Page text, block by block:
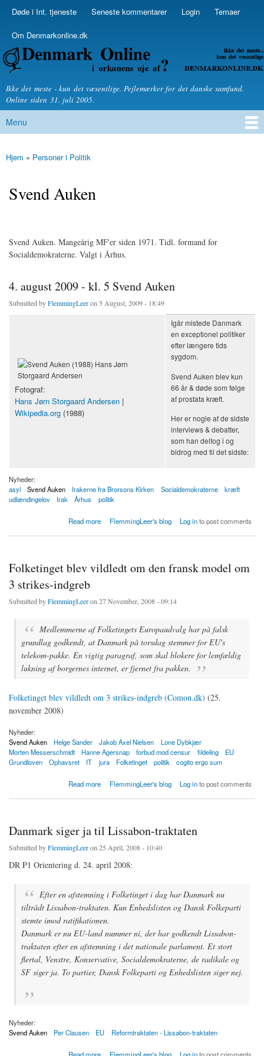
Skip to
Secondary menu
Døde i Int. tjeneste Seneste kommentarer Login Temaer
Om Denmarkonline.dk
Denmarkonline.dk - blognyheder om politik
Ikke det meste - kun det væsentlige. Pejlemærker for det danske samfund.
Online siden 31. juli 2005.
Main menu
Menu
You are here
Hjem » Personer i Politik
Svend Auken
Svend Auken. Mangeårig MF'er siden 1971. Tidl. formand for
Socialdemokraterne. Valgt i Århus.
4. august 2009 - kl. 5 Svend Auken
Submitted byFlemmingLeeron 5 August, 2009 - 18:49
Fotograf:
Hans Jørn Storgaard Andersen |
Wikipedia.org (1988)
Igår mistede Danmark
en exceptionel politiker
efter længere tids
sygdom.
Svend Auken blev kun
66 år & døde som følge
af prostata kræft.
Her er nogle af de sidste
interviews & debatter,
som han deltog i og
bidrog med til det sidste:
Nyheder:
asyl
Svend Auken Irakerne fra Brorsons Kirken Socialdemokraterne
kræft
udlændingelov
Irak Århus politik
Read more
about 4. august 2009 - kl. 5 Svend AukenFlemmingLeer's blog Log into post comments
Folketinget blev vildledt om den fransk model om
3 strikes-indgreb
Submitted byFlemmingLeeron 27 November, 2008 - 09:14
Medlemmerne af Folketingets Europaudvalg har på falsk
grundlag godkendt, at Danmark på torsdag stemmer for EU's
telekom-pakke. En vigtig paragraf, som skal blokere for lemfældig
lukning af borgernes internet, er fjernet fra pakken.
Folketinget blev vildledt om 3 strikes-indgreb (Comon.dk) (25.
november 2008)
Nyheder:
Svend Auken
Helge Sander Jakob Axel Nielsen
Lone Dybkjær
Morten Messerschmidt
Hanne Agersnap forbud mod censur fildeling
EU
Grundloven
Ophavsret IT jura Folketinget politik cogito ergo sum
Read more
about Folketinget blev vildledt om den fransk model om 3 strikes-indgreb
FlemmingLeer's blog Log into post comments
Danmark siger ja til Lissabon-traktaten
Submitted byFlemmingLeeron 25 April, 2008 - 10:40
DR P1 Orientering d. 24. april 2008:
Efter en afstemning i Folketinget i dag har Danmark nu
tiltrådt Lissabon-traktaten. Kun Enhedslisten og Dansk Folkeparti
stemte imod ratifikationen.
Danmark er nu EU-land nummer ni, der har godkendt Lissabon-
traktaten efter en afstemning i det nationale parlament. Et stort
flertal, Venstre, Konservative, Socialdemokraterne, de radikale og
SF siger ja. To partier, Dansk Folkeparti og Enhedslisten siger nej.
Nyheder:
Svend Auken
Per Clausen EU Reformtraktaten - Lissabon-traktaten
about Danmark siger ja til Lissabon-traktaten